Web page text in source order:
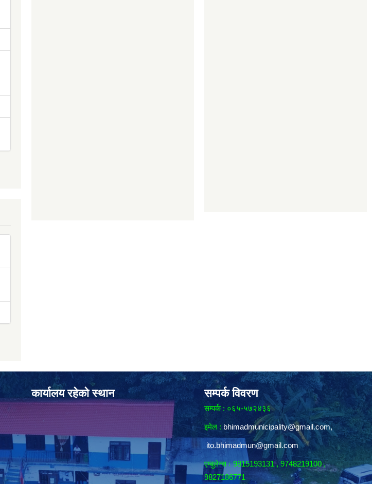
कार्यालय रहेको स्थान सम्पर्क विवरण
सम्पर्क : ०६५-५७२४३६
इमेल : bhimadmunicipality@gmail.com,
ito.bhimadmun@gmail.com
एम्बुलेन्स ः 9815193131 , 9748219100 ,
9827186771